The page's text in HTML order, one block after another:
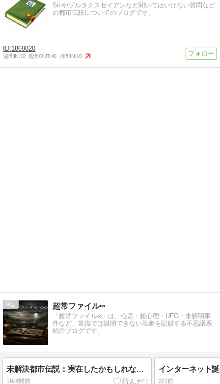
Siriやゾルタクスゼイアンなど聞いてはいけない質問など
の都市伝説についてのブログです。
1869820
週間IN:10 週間OUT:40 月間IN:10
9 超常ファイル∞
「超常ファイル∞」は、心霊・超心理・UFO・未解明事
件など、常識では説明できない現象を記録する不思議系
紹介ブログです。
未解決都市伝説：実在したかもしれない超常現象の真相
16時間前 2日前